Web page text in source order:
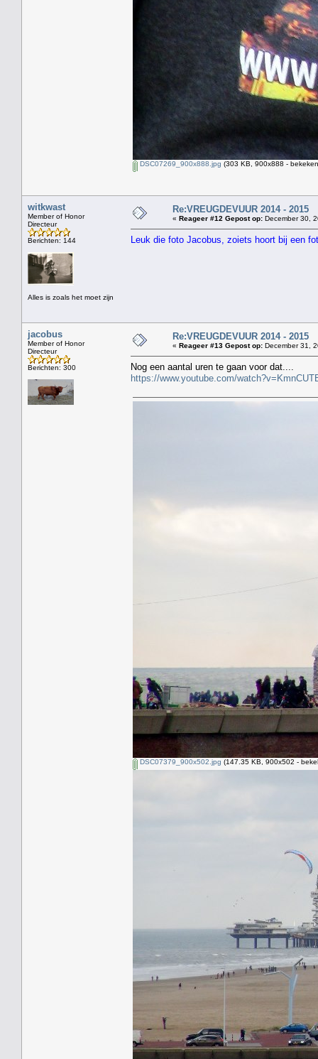
DSC07269_900x888.jpg (303 KB, 900x888 -
witkwast
Member of Honor
Directeur
Berichten: 144
Alles is zoals het moet zijn
Re:VREUGDEVUUR 2014 - 2015
« Reageer #12 Gepost op: December 30,
Leuk die foto Jacobus, zoiets hoort bij een
jacobus
Member of Honor
Directeur
Berichten: 300
Re:VREUGDEVUUR 2014 - 2015
« Reageer #13 Gepost op: December 31,
Nog een aantal uren te gaan voor dat....
https://www.youtube.com/
DSC07379_900x502.jpg (147.35 KB, 900x502 -